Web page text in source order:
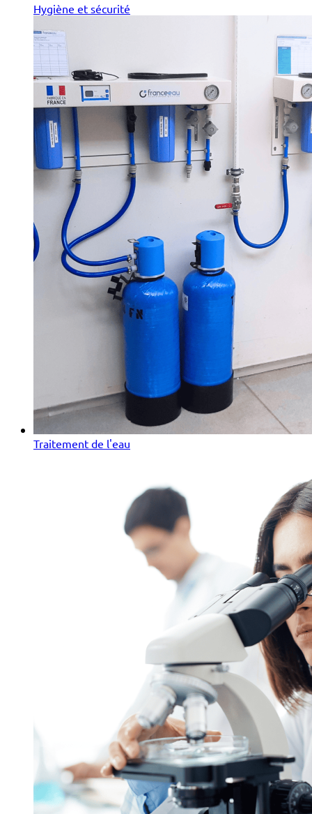
Hygiène et sécurité
Traitement de l'eau